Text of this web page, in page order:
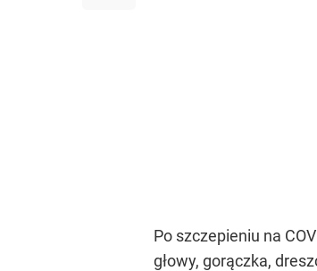
Po szczepieniu na
głowy, gorączka,